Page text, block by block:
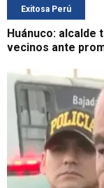
Exitosa Perú
Huánuco: alcalde
vecinos ante